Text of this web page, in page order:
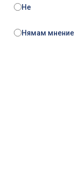
Не
Нямам мнение